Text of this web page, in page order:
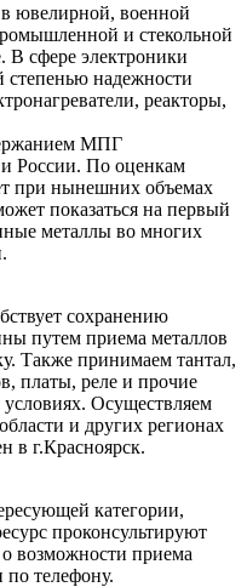
ювелирной, военной
и стекольной
В сфере электроники
степенью надежности
реакторы,
МПГ
России. По оценкам
при нынешних объемах
показаться на первый
металлы во многих
сохранению
путем приема металлов
Также принимаем тантал,
платы, реле и прочие
Осуществляем
и других регионах
в г.Красноярск.
категории,
проконсультируют
возможности приема
по телефону.